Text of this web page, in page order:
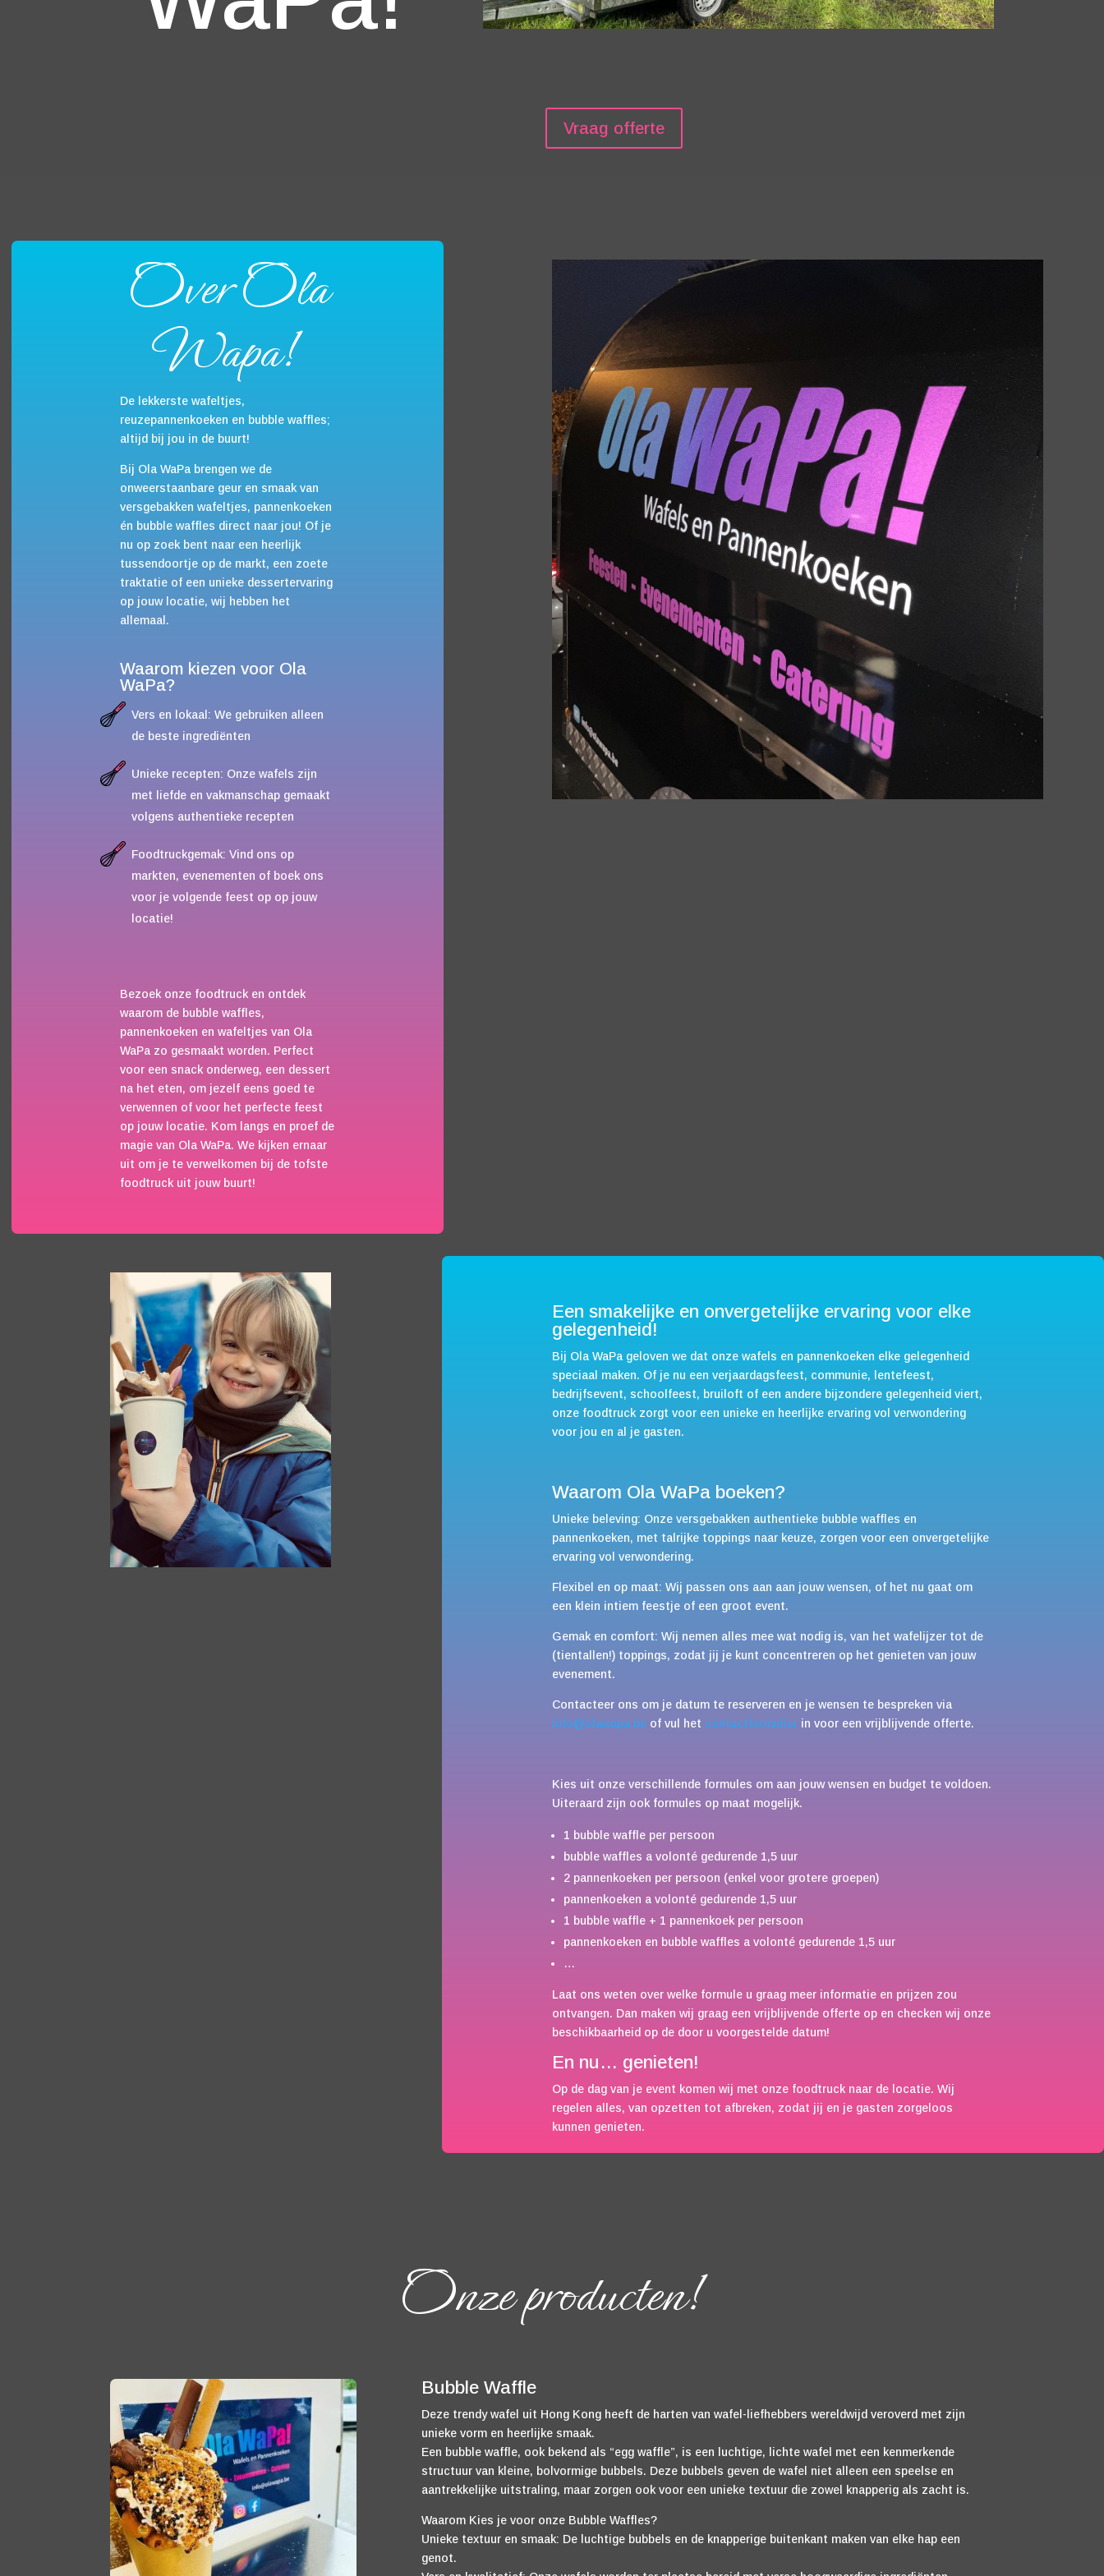
Vraag offerte
Over Ola
Wapa!
De lekkerste wafeltjes,
reuzepannenkoeken en bubble waffles;
altijd bij jou in de buurt!
Bij Ola WaPa brengen we de
onweerstaanbare geur en smaak van
versgebakken wafeltjes, pannenkoeken
én bubble waffles direct naar jou! Of je
nu op zoek bent naar een heerlijk
tussendoortje op de markt, een zoete
traktatie of een unieke dessertervaring
op jouw locatie, wij hebben het
allemaal.
Waarom kiezen voor Ola
WaPa?
Vers en lokaal: We gebruiken alleen
de beste ingrediënten
Unieke recepten: Onze wafels zijn
met liefde en vakmanschap gemaakt
volgens authentieke recepten
Foodtruckgemak: Vind ons op
markten, evenementen of boek ons
voor je volgende feest op op jouw
locatie!
Bezoek onze foodtruck en ontdek
waarom de bubble waffles,
pannenkoeken en wafeltjes van Ola
WaPa zo gesmaakt worden. Perfect
voor een snack onderweg, een dessert
na het eten, om jezelf eens goed te
verwennen of voor het perfecte feest
op jouw locatie. Kom langs en proef de
magie van Ola WaPa. We kijken ernaar
uit om je te verwelkomen bij de tofste
foodtruck uit jouw buurt!
Een smakelijke en onvergetelijke ervaring voor elke
gelegenheid!
Bij Ola WaPa geloven we dat onze wafels en pannenkoeken elke gelegenheid
speciaal maken. Of je nu een verjaardagsfeest, communie, lentefeest,
bedrijfsevent, schoolfeest, bruiloft of een andere bijzondere gelegenheid viert,
onze foodtruck zorgt voor een unieke en heerlijke ervaring vol verwondering
voor jou en al je gasten.
Waarom Ola WaPa boeken?
Unieke beleving: Onze versgebakken authentieke bubble waffles en
pannenkoeken, met talrijke toppings naar keuze, zorgen voor een onvergetelijke
ervaring vol verwondering.
Flexibel en op maat: Wij passen ons aan aan jouw wensen, of het nu gaat om
een klein intiem feestje of een groot event.
Gemak en comfort: Wij nemen alles mee wat nodig is, van het wafelijzer tot de
(tientallen!) toppings, zodat jij je kunt concentreren op het genieten van jouw
evenement.
Contacteer ons om je datum te reserveren en je wensen te bespreken via
info@olawapa.beof vul het contactformulierin voor een vrijblijvende offerte.
Kies uit onze verschillende formules om aan jouw wensen en budget te voldoen.
Uiteraard zijn ook formules op maat mogelijk.
1 bubble waffle per persoon
bubble waffles a volonté gedurende 1,5 uur
2 pannenkoeken per persoon (enkel voor grotere groepen)
pannenkoeken a volonté gedurende 1,5 uur
1 bubble waffle + 1 pannenkoek per persoon
pannenkoeken en bubble waffles a volonté gedurende 1,5 uur
…
Laat ons weten over welke formule u graag meer informatie en prijzen zou
ontvangen. Dan maken wij graag een vrijblijvende offerte op en checken wij onze
beschikbaarheid op de door u voorgestelde datum!
En nu… genieten!
Op de dag van je event komen wij met onze foodtruck naar de locatie. Wij
regelen alles, van opzetten tot afbreken, zodat jij en je gasten zorgeloos
kunnen genieten.
Onze producten!
Bubble Waffle
Deze trendy wafel uit Hong Kong heeft de harten van wafel-liefhebbers wereldwijd veroverd met zijn
unieke vorm en heerlijke smaak.
Een bubble waffle, ook bekend als “egg waffle”, is een luchtige, lichte wafel met een kenmerkende
structuur van kleine, bolvormige bubbels. Deze bubbels geven de wafel niet alleen een speelse en
aantrekkelijke uitstraling, maar zorgen ook voor een unieke textuur die zowel knapperig als zacht is.
Waarom Kies je voor onze Bubble Waffles?
Unieke textuur en smaak: De luchtige bubbels en de knapperige buitenkant maken van elke hap een
genot.